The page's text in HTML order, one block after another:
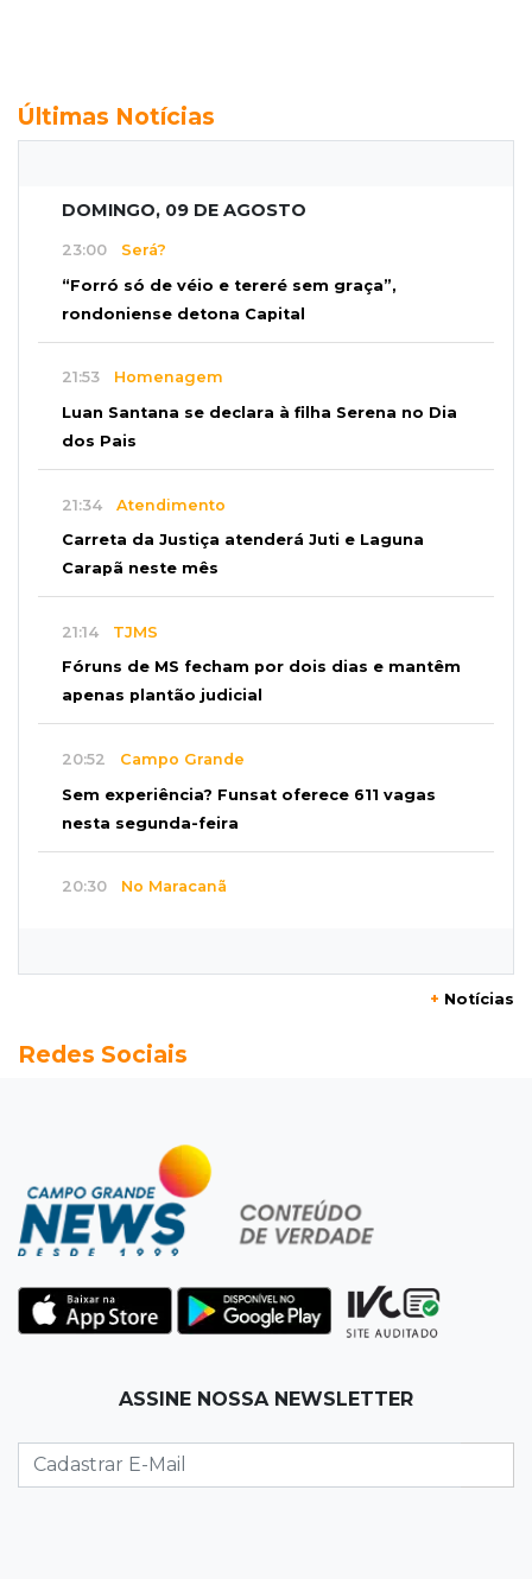
Últimas Notícias
DOMINGO, 09 DE AGOSTO
23:00 Será?
“Forró só de véio e tereré sem graça”,
rondoniense detona Capital
21:53 Homenagem
Luan Santana se declara à filha Serena no Dia
dos Pais
21:34 Atendimento
Carreta da Justiça atenderá Juti e Laguna
Carapã neste mês
21:14 TJMS
Fóruns de MS fecham por dois dias e mantêm
apenas plantão judicial
20:52 Campo Grande
Sem experiência? Funsat oferece 611 vagas
nesta segunda-feira
20:30 No Maracanã
Seleções em MS têm salários de até R$ 8,2 mil;
Jardim Itatiaia
Vigia é amarrado durante roubo de carro e
dois caminhões em pátio
Corinthians vence Bragantino por 2 a 0 e sobe
para 7º no Brasileirão
Na Vila Belmiro
lugar no Brasileirão
+ Notícias
Redes Sociais
ASSINE NOSSA NEWSLETTER